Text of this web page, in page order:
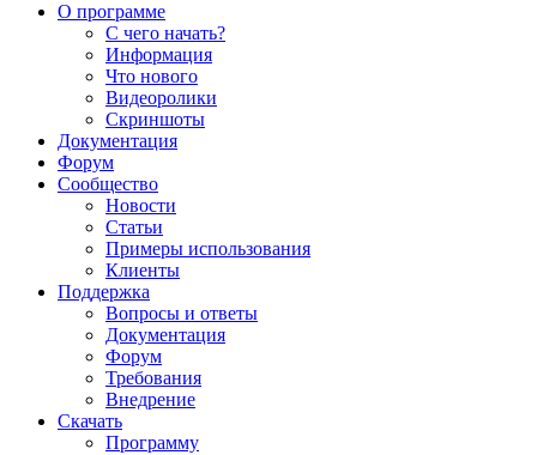
О программе
С чего начать?
Информация
Что нового
Видеоролики
Скриншоты
Документация
Форум
Сообщество
Новости
Статьи
Примеры использования
Клиенты
Поддержка
Вопросы и ответы
Документация
Форум
Требования
Внедрение
Скачать
Программу